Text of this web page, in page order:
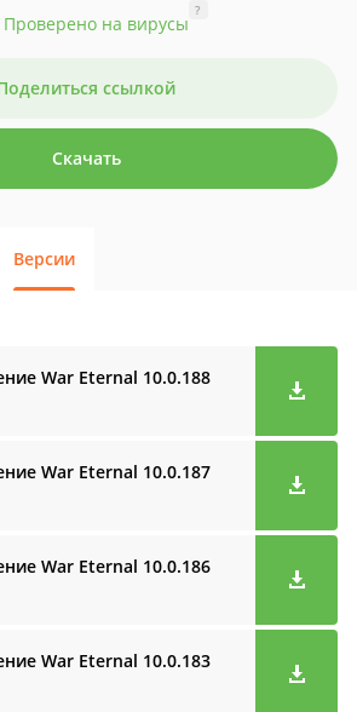
Проверено на вирусы
?
ссылкой
Скачать
Версии
War Eternal 10.0.188
War Eternal 10.0.187
War Eternal 10.0.186
War Eternal 10.0.183